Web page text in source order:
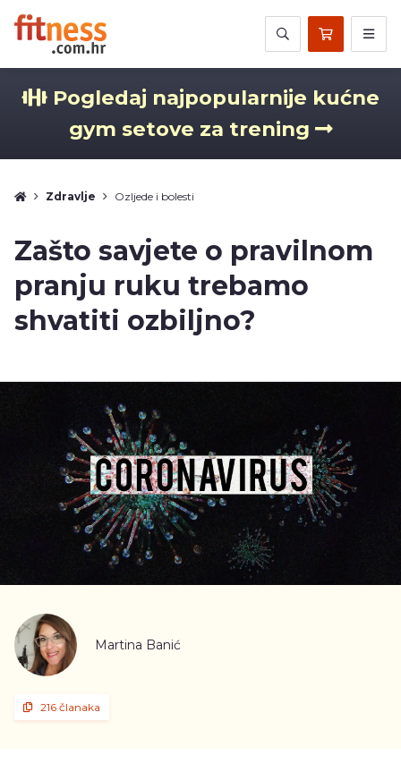
Pogledaj najpopularnije kućne
gym setove za trening
Zdravlje Ozljede i bolesti
Zašto savjete o pravilnom
pranju ruku trebamo
shvatiti ozbiljno?
Martina Banić
216 članaka